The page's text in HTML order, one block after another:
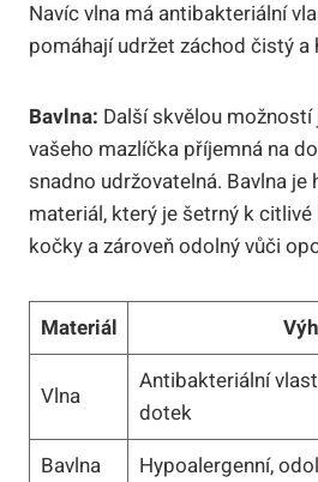
Navíc vlna má antibakteriální
pomáhají udržet záchod čistý a
Bavlna: Další skvělou
vašeho mazlíčka příjemná na
snadno udržovatelná. Bavlna je
materiál, který je šetrný k
kočky a zároveň odolný vůči
Materiál
Vlna
Antibakteriální
dotek
Bavlna
Hypoalergenní,